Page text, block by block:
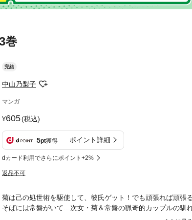
巻
完結
中山乃梨子
マンガ
605(税込)
5pt獲得 ポイント詳細
dカード利用でさらにポイント+2%
返品不可
菊は己の処世術を駆使して、彼氏ゲット！でも頑張れば頑
そばには常盤がいて…次女・菊＆常盤の猟奇的カップルの馴